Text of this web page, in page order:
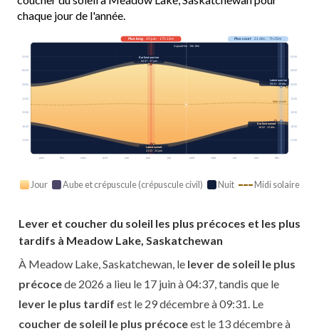
chaque jour de l'année.
janv. févr. mars avril mai juin juil. août sept. oct. nov. déc.
Midi solaire
03:00 03:00
06:00 06:00
09:00 09:00
12:00 12:00
15:00 15:00
18:00 18:00
21:00 21:00
Plus long· 20 juin · 17h 15m Plus court· 21 déc. · 7h 25m
Aujourd’hui · 15h 19m
Earliest sunrise
04:37 · 17 juin
Latest sunrise
09:31 · 29 déc.
Earliest sunset
16:52 · 13 déc.
Latest sunset
21:53 · 24 juin
Jour Aube et crépuscule (crépuscule civil) Nuit Midi solaire
Lever et coucher du soleil les plus précoces et les plus
tardifs à Meadow Lake, Saskatchewan
À Meadow Lake, Saskatchewan, le lever de soleil le plus
précocede 2026 a lieu le 17 juin à 04:37, tandis que le
lever le plus tardif est le 29 décembre à 09:31. Le
coucher de soleil le plus précoceest le 13 décembre à